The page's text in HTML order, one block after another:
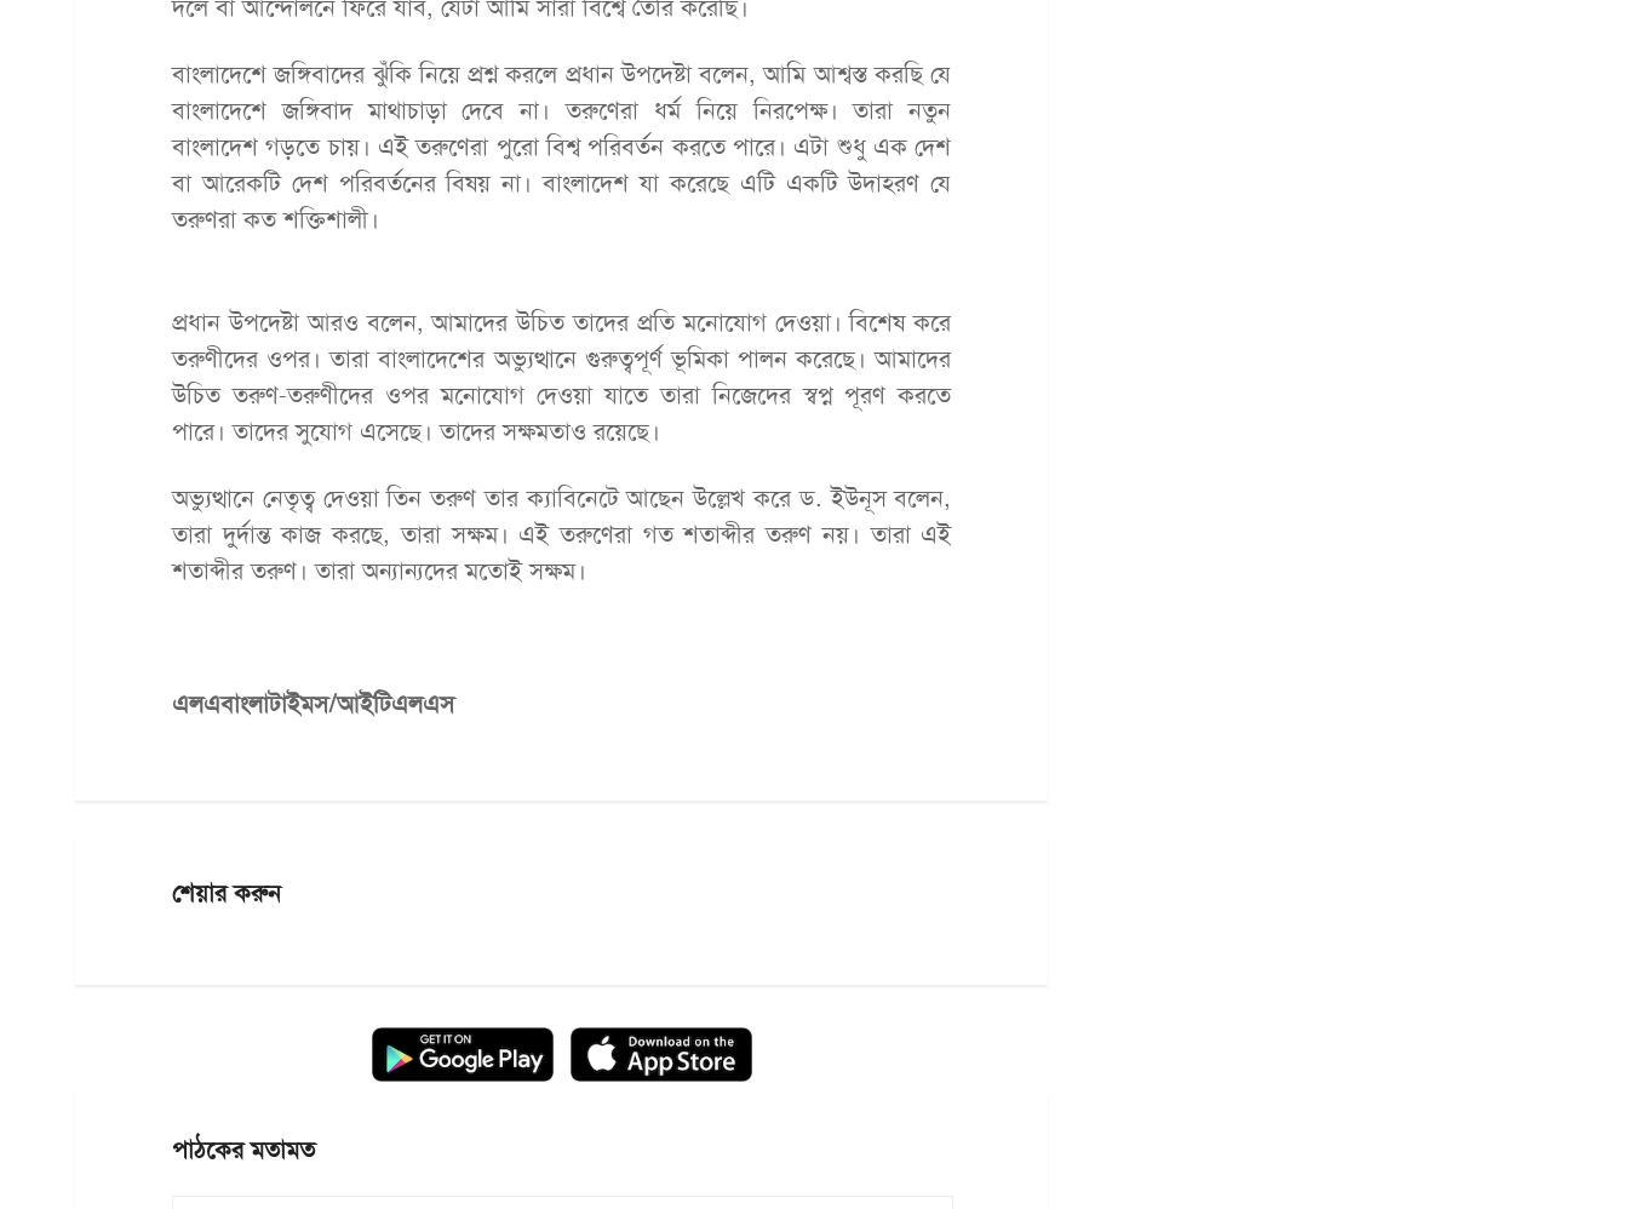
দলে বা আন্দোলনে ফিরে যাব, যেটা আমি সারা বিশ্বে তৈরি করেছি।
বাংলাদেশে জঙ্গিবাদের ঝুঁকি নিয়ে প্রশ্ন করলে প্রধান উপদেষ্টা বলেন, আমি আশ্বস্ত করছি যে
বাংলাদেশে জঙ্গিবাদ মাথাচাড়া দেবে না। তরুণেরা ধর্ম নিয়ে নিরপেক্ষ। তারা নতুন
বাংলাদেশ গড়তে চায়। এই তরুণেরা পুরো বিশ্ব পরিবর্তন করতে পারে। এটা শুধু এক দেশ
বা আরেকটি দেশ পরিবর্তনের বিষয় না। বাংলাদেশ যা করেছে এটি একটি উদাহরণ যে
তরুণরা কত শক্তিশালী।
প্রধান উপদেষ্টা আরও বলেন, আমাদের উচিত তাদের প্রতি মনোযোগ দেওয়া। বিশেষ করে
তরুণীদের ওপর। তারা বাংলাদেশের অভ্যুত্থানে গুরুত্বপূর্ণ ভূমিকা পালন করেছে। আমাদের
উচিত তরুণ-তরুণীদের ওপর মনোযোগ দেওয়া যাতে তারা নিজেদের স্বপ্ন পূরণ করতে
পারে। তাদের সুযোগ এসেছে। তাদের সক্ষমতাও রয়েছে।
অভ্যুত্থানে নেতৃত্ব দেওয়া তিন তরুণ তার ক্যাবিনেটে আছেন উল্লেখ করে ড. ইউনূস বলেন,
তারা দুর্দান্ত কাজ করছে, তারা সক্ষম। এই তরুণেরা গত শতাব্দীর তরুণ নয়। তারা এই
শতাব্দীর তরুণ। তারা অন্যান্যদের মতোই সক্ষম।
এলএবাংলাটাইমস/আইটিএলএস
শেয়ার করুন
পাঠকের মতামত